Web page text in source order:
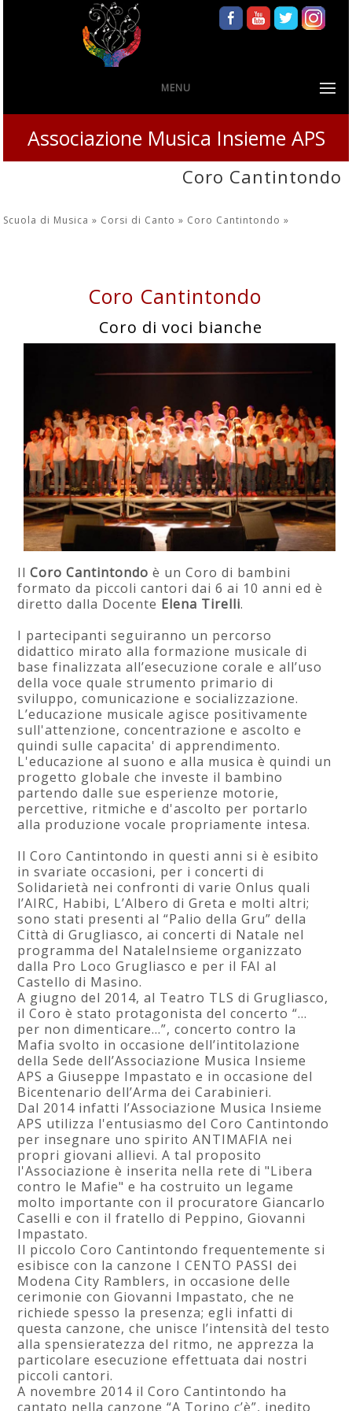
MENU
Associazione Musica Insieme APS
Coro Cantintondo
Scuola di Musica » Corsi di Canto » Coro Cantintondo»
Coro Cantintondo
Coro di voci bianche
Il Coro Cantintondo è un Coro di bambini
formato da piccoli cantori dai 6 ai 10 anni ed è
diretto dalla Docente Elena Tirelli.
I partecipanti seguiranno un percorso
didattico mirato alla formazione musicale di
base finalizzata all’esecuzione corale e all’uso
della voce quale strumento primario di
sviluppo, comunicazione e socializzazione.
L’educazione musicale agisce positivamente
sull'attenzione, concentrazione e ascolto e
quindi sulle capacita' di apprendimento.
L'educazione al suono e alla musica è quindi un
progetto globale che investe il bambino
partendo dalle sue esperienze motorie,
percettive, ritmiche e d'ascolto per portarlo
alla produzione vocale propriamente intesa.
Il Coro Cantintondo in questi anni si è esibito
in svariate occasioni, per i concerti di
Solidarietà nei confronti di varie Onlus quali
l’AIRC, Habibi, L’Albero di Greta e molti altri;
sono stati presenti al “Palio della Gru” della
Città di Grugliasco, ai concerti di Natale nel
programma del NataleInsieme organizzato
dalla Pro Loco Grugliasco e per il FAI al
Castello di Masino.
A giugno del 2014, al Teatro TLS di Grugliasco,
il Coro è stato protagonista del concerto “…
per non dimenticare…”, concerto contro la
Mafia svolto in occasione dell’intitolazione
della Sede dell’Associazione Musica Insieme
APS a Giuseppe Impastato e in occasione del
Bicentenario dell’Arma dei Carabinieri.
Dal 2014 infatti l’Associazione Musica Insieme
APS utilizza l'entusiasmo del Coro Cantintondo
per insegnare uno spirito ANTIMAFIA nei
propri giovani allievi. A tal proposito
l'Associazione è inserita nella rete di "Libera
contro le Mafie" e ha costruito un legame
molto importante con il procuratore Giancarlo
Caselli e con il fratello di Peppino, Giovanni
Impastato.
Il piccolo Coro Cantintondo frequentemente si
esibisce con la canzone I CENTO PASSI dei
Modena City Ramblers, in occasione delle
cerimonie con Giovanni Impastato, che ne
richiede spesso la presenza; egli infatti di
questa canzone, che unisce l’intensità del testo
alla spensieratezza del ritmo, ne apprezza la
particolare esecuzione effettuata dai nostri
piccoli cantori.
A novembre 2014 il Coro Cantintondo ha
cantato nella canzone “A Torino c’è”, inedito